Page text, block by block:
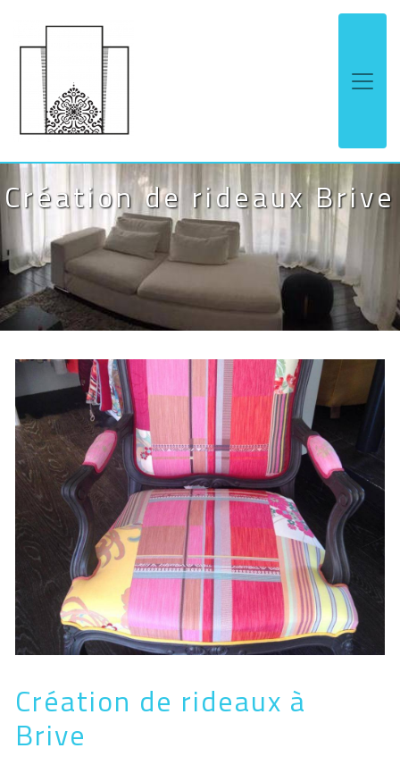
Création de rideaux Brive
Création de rideaux à
Brive